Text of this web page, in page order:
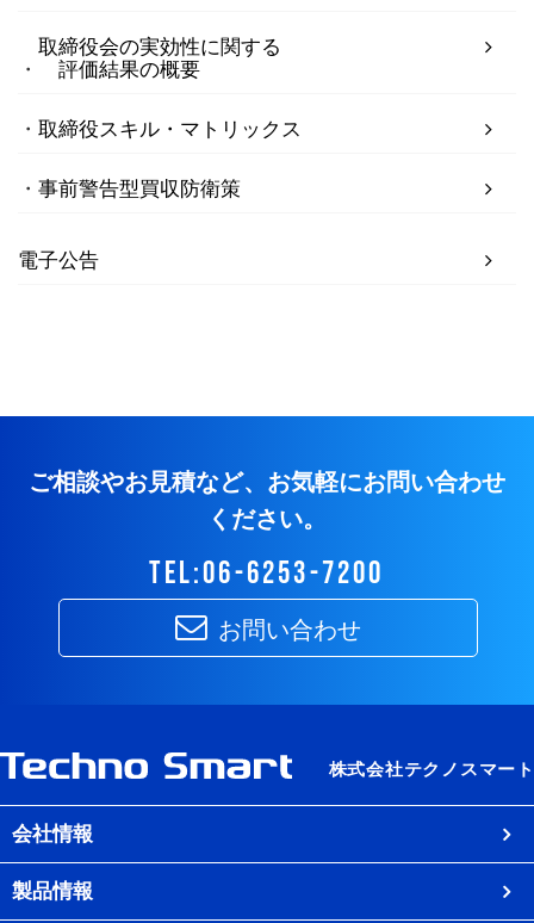
取締役会の実効性に関する
評価結果の概要
取締役スキル・マトリックス
事前警告型買収防衛策
電子公告
ご相談やお見積など、お気軽にお問い合わせ
ください。
tel:06-6253-7200
お問い合わせ
会社情報
製品情報